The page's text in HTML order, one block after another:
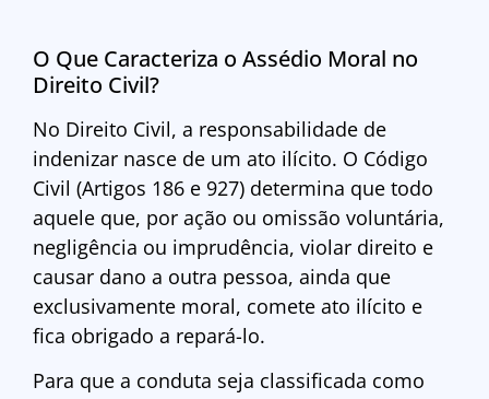
O Que Caracteriza o Assédio Moral no
Direito Civil?
No Direito Civil, a responsabilidade de
indenizar nasce de um ato ilícito. O Código
Civil (Artigos 186 e 927) determina que todo
aquele que, por ação ou omissão voluntária,
negligência ou imprudência, violar direito e
causar dano a outra pessoa, ainda que
exclusivamente moral, comete ato ilícito e
fica obrigado a repará-lo.
Para que a conduta seja classificada como